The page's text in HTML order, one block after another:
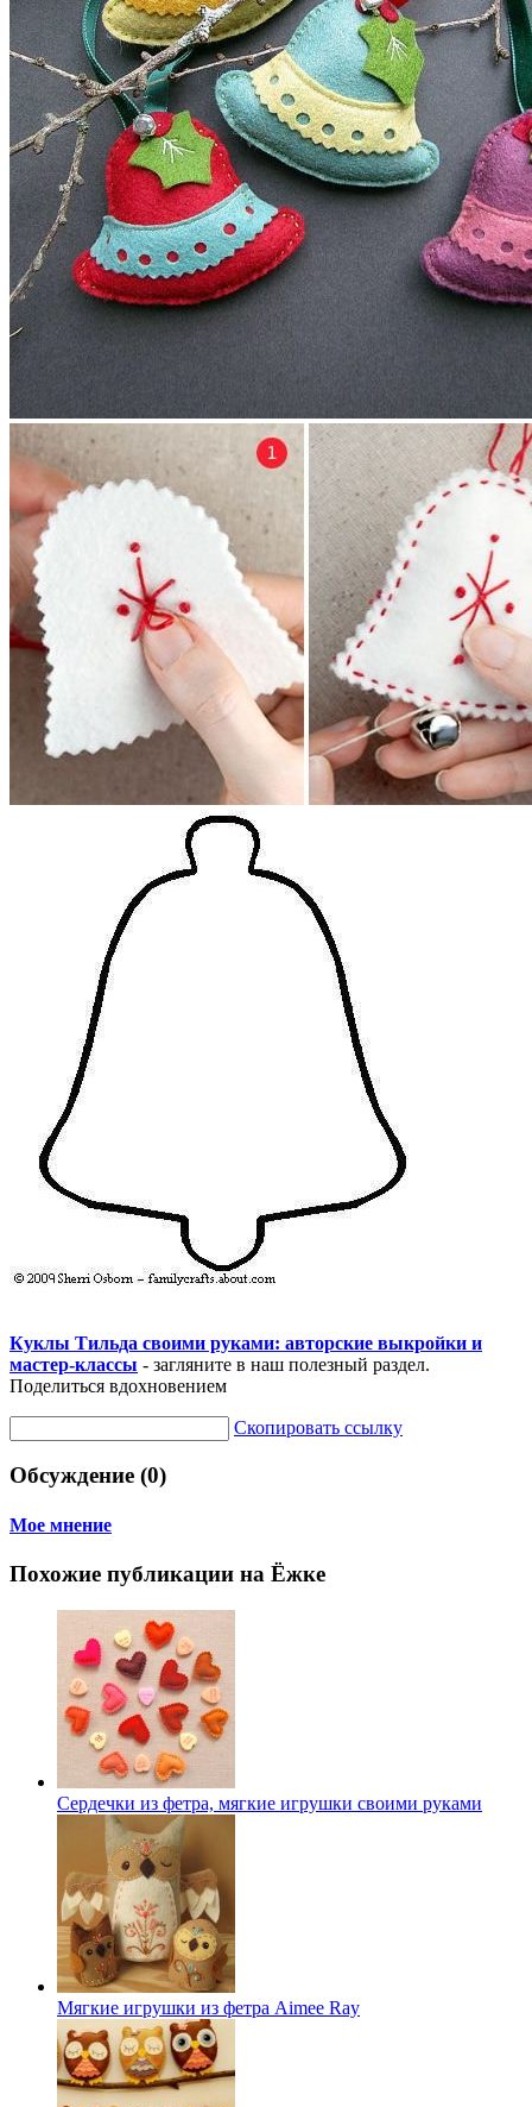
Куклы Тильда своими руками: авторские выкройки и
мастер-классы - загляните в наш полезный раздел.
Поделиться вдохновением
Скопировать ссылку
Обсуждение (0)
Мое мнение
Похожие публикации на Ёжке
Сердечки из фетра, мягкие игрушки своими руками
Мягкие игрушки из фетра Aimee Ray